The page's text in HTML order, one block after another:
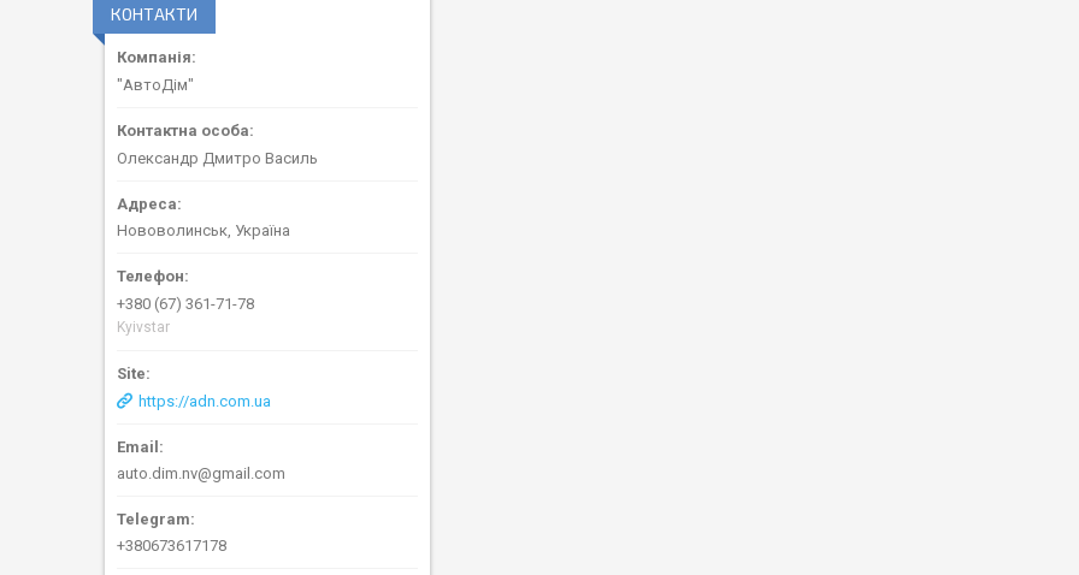
КОНТАКТИ
"АвтоДім"
Олександр Дмитро Василь
Нововолинськ, Україна
+380 (67) 361-71-78
Kyivstar
https://adn.com.ua
auto.dim.nv@gmail.com
+380673617178